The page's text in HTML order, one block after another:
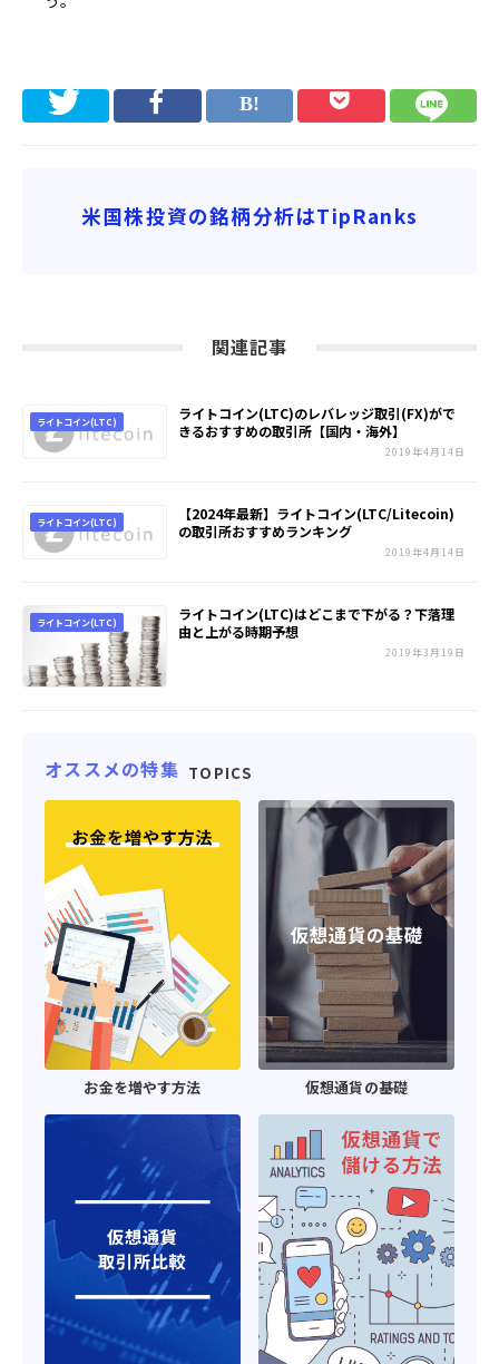
米国株投資の銘柄分析はTipRanks
関連記事
ライトコイン(LTC)
ライトコイン(LTC)のレバレッジ取引(FX)がで
きるおすすめの取引所【国内・海外】
2019年4月14日
ライトコイン(LTC)
【2024年最新】ライトコイン(LTC/Litecoin)
の取引所おすすめランキング
2019年4月14日
ライトコイン(LTC)
ライトコイン(LTC)はどこまで下がる？下落理
由と上がる時期予想
2019年3月19日
オススメの特集 TOPICS
お金を増やす方法 仮想通貨の基礎